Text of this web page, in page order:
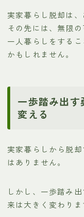
実家暮らし脱却は、
その先には、無限
一人暮らしをする
かもしれません。
一歩踏み出す
変える
実家暮らしから脱
はありません。
しかし、一歩踏み
来は大きく変わりま